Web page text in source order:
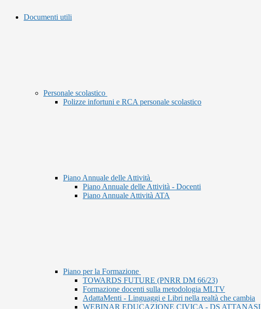
Documenti utili
Personale scolastico
Polizze infortuni e RCA personale scolastico
Piano Annuale delle Attività
Piano Annuale delle Attività - Docenti
Piano Annuale Attività ATA
Piano per la Formazione
TOWARDS FUTURE (PNRR DM 66/23)
Formazione docenti sulla metodologia MLTV
AdattaMenti - Linguaggi e Libri nella realtà che cambia
WEBINAR EDUCAZIONE CIVICA - DS ATTANASI